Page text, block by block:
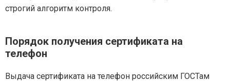
строгий алгоритм контроля.
Порядок получения сертификата на
телефон
Выдача сертификата на телефон российским ГОСТам